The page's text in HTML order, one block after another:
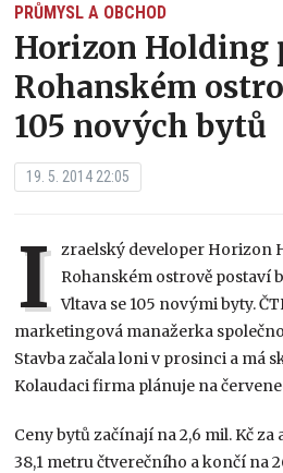
PRŮMYSL A OBCHOD
Horizon Holding
Rohanském
105 nových bytů
19. 5. 2014 22:05
I zraelský developer Horizon
Rohanském ostrově postaví
Vltava se 105 novými byty.
marketingová manažerka
Stavba začala loni v prosinci a má
Kolaudaci firma plánuje na
Ceny bytů začínají na 2,6 mil. Kč
38,1 metru čtverečního a končí na